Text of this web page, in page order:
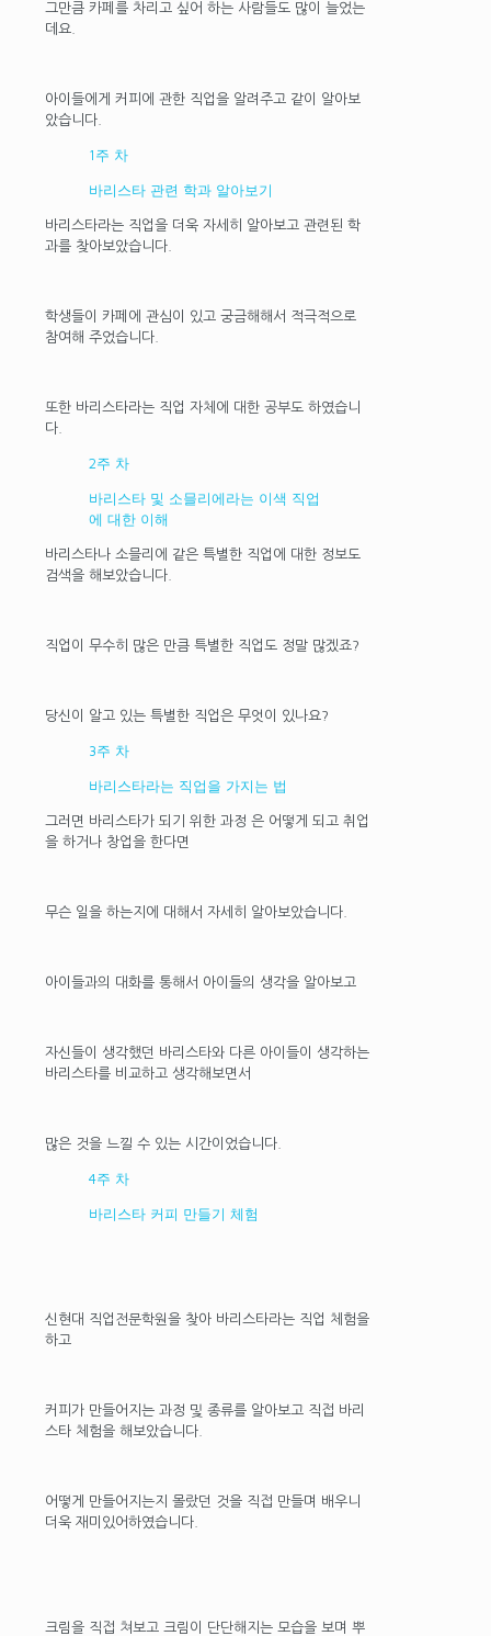
그만큼 카페를 차리고 싶어 하는 사람들도 많이 늘었는
데요.
아이들에게 커피에 관한 직업을 알려주고 같이 알아보
았습니다.
1주 차
바리스타 관련 학과 알아보기
바리스타라는 직업을 더욱 자세히 알아보고 관련된 학
과를 찾아보았습니다.
학생들이 카페에 관심이 있고 궁금해해서 적극적으로
참여해 주었습니다.
또한 바리스타라는 직업 자체에 대한 공부도 하였습니
다.
2주 차
바리스타 및 소믈리에라는 이색 직업
에 대한 이해
바리스타나 소믈리에 같은 특별한 직업에 대한 정보도
검색을 해보았습니다.
직업이 무수히 많은 만큼 특별한 직업도 정말 많겠죠?
당신이 알고 있는 특별한 직업은 무엇이 있나요?
3주 차
바리스타라는 직업을 가지는 법
그러면 바리스타가 되기 위한 과정 은 어떻게 되고 취업
을 하거나 창업을 한다면
무슨 일을 하는지에 대해서 자세히 알아보았습니다.
아이들과의 대화를 통해서 아이들의 생각을 알아보고
자신들이 생각했던 바리스타와 다른 아이들이 생각하는
바리스타를 비교하고 생각해보면서
많은 것을 느낄 수 있는 시간이었습니다.
4주 차
바리스타 커피 만들기 체험
신현대 직업전문학원을 찾아 바리스타라는 직업 체험을
하고
커피가 만들어지는 과정 및 종류를 알아보고 직접 바리
스타 체험을 해보았습니다.
어떻게 만들어지는지 몰랐던 것을 직접 만들며 배우니
더욱 재미있어하였습니다.
크림을 직접 쳐보고 크림이 단단해지는 모습을 보며 뿌